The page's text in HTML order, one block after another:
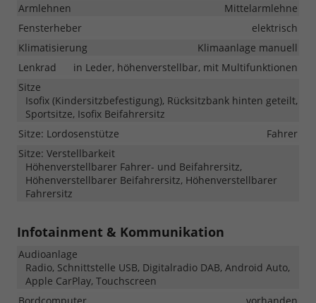
Armlehnen
Mittelarmlehne
Fensterheber
elektrisch
Klimatisierung
Klimaanlage manuell
Lenkrad
in Leder, höhenverstellbar, mit Multifunktionen
Sitze
Isofix (Kindersitzbefestigung), Rücksitzbank hinten geteilt,
Sportsitze, Isofix Beifahrersitz
Sitze: Lordosenstütze
Fahrer
Sitze: Verstellbarkeit
Höhenverstellbarer Fahrer- und Beifahrersitz,
Höhenverstellbarer Beifahrersitz, Höhenverstellbarer
Fahrersitz
Infotainment & Kommunikation
Audioanlage
Radio, Schnittstelle USB, Digitalradio DAB, Android Auto,
Apple CarPlay, Touchscreen